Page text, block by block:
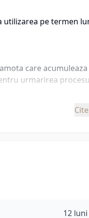
utilizarea pe termen
care
urmarirea
x (H)120 mm poate
12 luni